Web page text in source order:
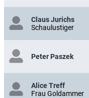
Claus Jurichs
Schaulustiger
Peter Paszek
Alice Treff
Frau Goldammer